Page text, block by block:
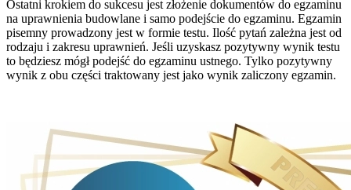
Ostatni krokiem do sukcesu jest złożenie dokumentów do egzaminu
na uprawnienia budowlane i samo podejście do egzaminu. Egzamin
pisemny prowadzony jest w formie testu. Ilość pytań zależna jest od
rodzaju i zakresu uprawnień. Jeśli uzyskasz pozytywny wynik testu
to będziesz mógł podejść do egzaminu ustnego. Tylko pozytywny
wynik z obu części traktowany jest jako wynik zaliczony egzamin.